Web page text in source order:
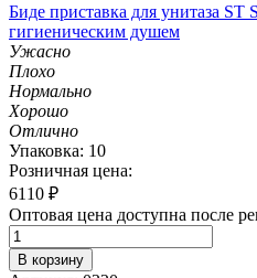
Биде приставка для унитаза ST
гигиеническим душем
Ужасно
Плохо
Нормально
Хорошо
Отлично
Упаковка: 10
Розничная цена:
6110 ₽
Оптовая цена доступна после
В корзину